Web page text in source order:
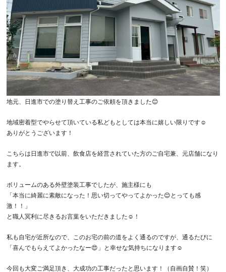
地元、日進市での塗り替え工事のご依頼を頂きました😊
地域密着型でやらせて頂いている私どもとしては本当に嬉しい限りです☺️
ありがとうございます！
こちらは日進市で以前、飲食店を経営されていた方のご自宅兼、元店舗になり
ます。
ボリュームのある外壁塗装工事でしたが、施主様にも
「本当に綺麗に素敵になった！思い切ってやってよかった😊とっても感
激！！」
と職人冥利に尽きるお言葉をいただきました☺️！
私も自宅が近所なので、このお宅の前の道をよく通るのですが、通るたびに
「喜んでもらえてよかったなー😍」と幸せな気持ちになります☺️
今回も大変ご満足頂き、大成功の工事だったと思います！（自画自賛！笑）